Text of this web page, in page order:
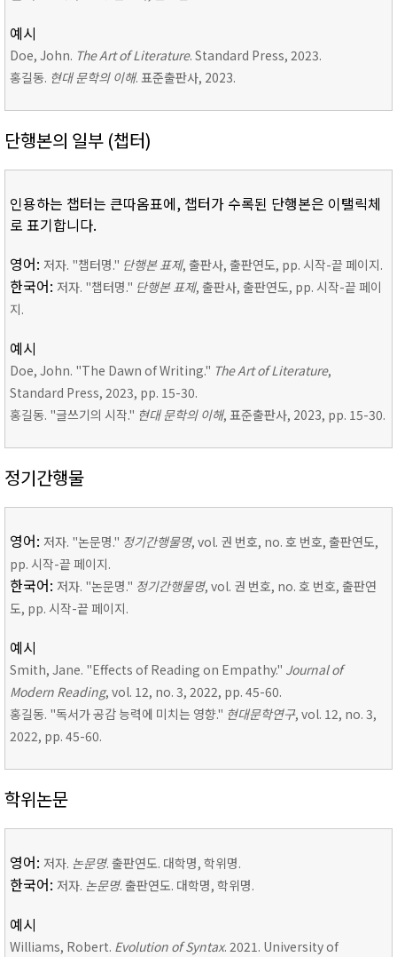
예시
Doe, John. The Art of Literature. Standard Press, 2023.
홍길동. 현대 문학의 이해. 표준출판사, 2023.
단행본의 일부 (챕터)
인용하는 챕터는 큰따옴표에, 챕터가 수록된 단행본은 이탤릭체
로 표기합니다.
영어: 저자. "챕터명." 단행본 표제, 출판사, 출판연도, pp. 시작-끝 페이지.
한국어: 저자. "챕터명." 단행본 표제, 출판사, 출판연도, pp. 시작-끝 페이
지.
예시
Doe, John. "The Dawn of Writing." The Art of Literature,
Standard Press, 2023, pp. 15-30.
홍길동. "글쓰기의 시작." 현대 문학의 이해, 표준출판사, 2023, pp. 15-30.
정기간행물
영어: 저자. "논문명." 정기간행물명, vol. 권 번호, no. 호 번호, 출판연도,
pp. 시작-끝 페이지.
한국어: 저자. "논문명." 정기간행물명, vol. 권 번호, no. 호 번호, 출판연
도, pp. 시작-끝 페이지.
예시
Smith, Jane. "Effects of Reading on Empathy." Journal of
Modern Reading, vol. 12, no. 3, 2022, pp. 45-60.
홍길동. "독서가 공감 능력에 미치는 영향." 현대문학연구, vol. 12, no. 3,
2022, pp. 45-60.
학위논문
영어: 저자. 논문명. 출판연도. 대학명, 학위명.
한국어: 저자. 논문명. 출판연도. 대학명, 학위명.
예시
Williams, Robert. Evolution of Syntax. 2021. University of